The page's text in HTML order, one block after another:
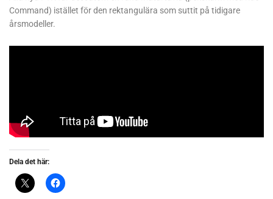
Command) istället för den rektangulära som suttit på tidigare
årsmodeller.
Dela det här: